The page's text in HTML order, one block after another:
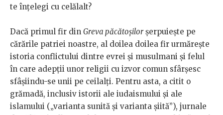
te înțelegi cu celălalt?
Dacă primul fir din Greva păcătoșilorșerpuiește pe
cărările patriei noastre, al doilea doilea fir urmărește
istoria conflictului dintre evrei și musulmani și felul
în care adepții unor religii cu izvor comun sfârșesc
sfâșiindu-se unii pe ceilalți. Pentru asta, a citit o
grămadă, inclusiv istorii ale iudaismului și ale
islamului („varianta sunită și varianta șiită”), jurnale